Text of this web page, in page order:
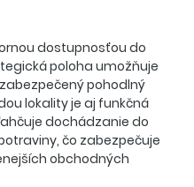
dostupnosťou do
poloha umožňuje
pohodlný
lokality je aj funkčná
dochádzanie do
čo zabezpečuje
obchodných